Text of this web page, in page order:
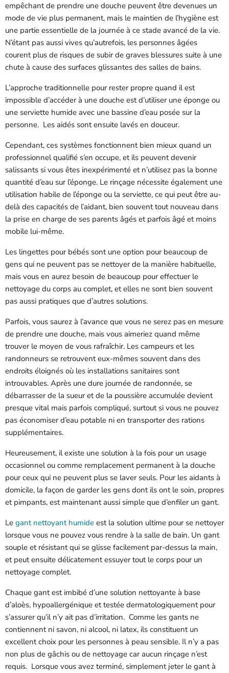
empêchant de prendre une douche peuvent être devenues un
mode de vie plus permanent, mais le maintien de l’hygiène est
une partie essentielle de la journée à ce stade avancé de la vie.
N’étant pas aussi vives qu’autrefois, les personnes âgées
courent plus de risques de subir de graves blessures suite à une
chute à cause des surfaces glissantes des salles de bains.
L’approche traditionnelle pour rester propre quand il est
impossible d’accéder à une douche est d’utiliser une éponge ou
une serviette humide avec une bassine d’eau posée sur la
personne. Les aidés sont ensuite lavés en douceur.
Cependant, ces systèmes fonctionnent bien mieux quand un
professionnel qualifié s’en occupe, et ils peuvent devenir
salissants si vous êtes inexpérimenté et n’utilisez pas la bonne
quantité d’eau sur l’éponge. Le rinçage nécessite également une
utilisation habile de l’éponge ou la serviette, ce qui peut être au-
delà des capacités de l’aidant, bien souvent tout nouveau dans
la prise en charge de ses parents âgés et parfois âgé et moins
mobile lui-même.
Les lingettes pour bébés sont une option pour beaucoup de
gens qui ne peuvent pas se nettoyer de la manière habituelle,
mais vous en aurez besoin de beaucoup pour effectuer le
nettoyage du corps au complet, et elles ne sont bien souvent
pas aussi pratiques que d’autres solutions.
Parfois, vous saurez à l’avance que vous ne serez pas en mesure
de prendre une douche, mais vous aimeriez quand même
trouver le moyen de vous rafraîchir. Les campeurs et les
randonneurs se retrouvent eux-mêmes souvent dans des
endroits éloignés où les installations sanitaires sont
introuvables. Après une dure journée de randonnée, se
débarrasser de la sueur et de la poussière accumulée devient
presque vital mais parfois compliqué, surtout si vous ne pouvez
pas économiser d’eau potable ni en transporter des rations
supplémentaires.
Heureusement, il existe une solution à la fois pour un usage
occasionnel ou comme remplacement permanent à la douche
pour ceux qui ne peuvent plus se laver seuls. Pour les aidants à
domicile, la façon de garder les gens dont ils ont le soin, propres
et pimpants, est maintenant aussi simple que d’enfiler un gant.
Le gant nettoyant humide est la solution ultime pour se nettoyer
lorsque vous ne pouvez vous rendre à la salle de bain. Un gant
souple et résistant qui se glisse facilement par-dessus la main,
et peut ensuite délicatement essuyer tout le corps pour un
nettoyage complet.
Chaque gant est imbibé d’une solution nettoyante à base
d’aloès, hypoallergénique et testée dermatologiquement pour
s’assurer qu’il n’y ait pas d’irritation. Comme les gants ne
contiennent ni savon, ni alcool, ni latex, ils constituent un
excellent choix pour les personnes à peau sensible. Il n’y a pas
non plus de gâchis ou de nettoyage car aucun rinçage n’est
requis. Lorsque vous avez terminé, simplement jeter le gant à